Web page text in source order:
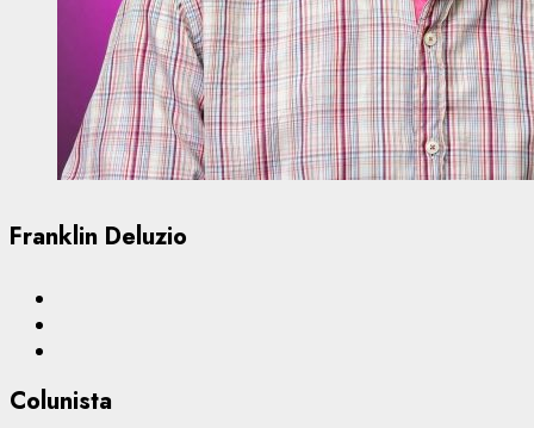
Franklin Deluzio
Colunista